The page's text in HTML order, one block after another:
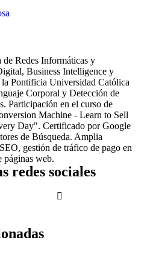
Redes Informáticas y
Business Intelligence y
Pontificia Universidad Católica
Corporal y Detección de
Participación en el curso de
Machine - Learn to Sell
Day". Certificado por Google
de Búsqueda. Amplia
gestión de tráfico de pago en
páginas web.
redes sociales